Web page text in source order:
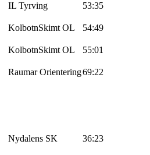
IL Tyrving 53:35
KolbotnSkimt OL 54:49
KolbotnSkimt OL 55:01
RaumarOrientering69:22
Nydalens SK 36:23